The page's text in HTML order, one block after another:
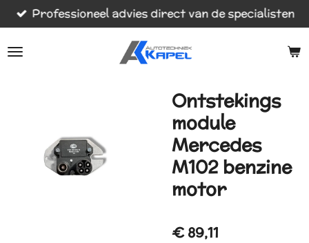
Ga
direct
naar
Professioneel advies direct van de specialisten
Ontstekings
module
Mercedes
M102 benzine
motor
€ 89,11